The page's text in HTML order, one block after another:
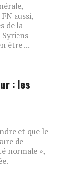
aussi,
de la
être ...
: les
et que le
de
normale »,